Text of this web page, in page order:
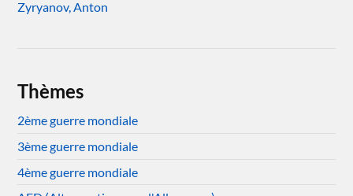
Zyryanov, Anton
Thèmes
2ème guerre mondiale
3ème guerre mondiale
4ème guerre mondiale